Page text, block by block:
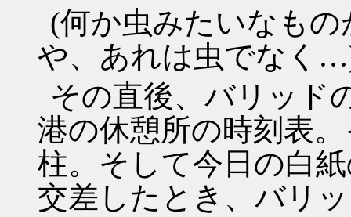
(何か虫みたいなも
や、あれは虫でなく
その直後、バリッド
港の休憩所の時刻表
柱。そして今日の白
交差したとき、バリ